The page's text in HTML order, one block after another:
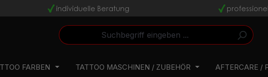
vindividuelle Beratung v
FARBEN TATTOO MASCHINEN / ZUBEHÖR AFTERCARE /